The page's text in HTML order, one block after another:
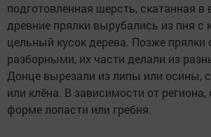
подготовленная шерсть, скатанная
древние прялки вырубались из пня с
цельный кусок дерева. Позже прялки
разборными, их части делали из
Донце вырезали из липы или осины,
или клёна. В зависимости от
форме лопасти или гребня.